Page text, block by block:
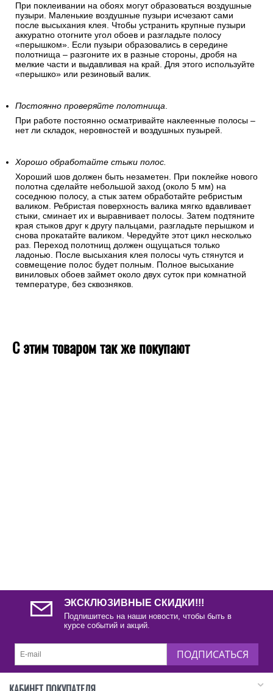
При поклеивании на обоях могут образоваться воздушные
пузыри. Маленькие воздушные пузыри исчезают сами
после высыхания клея. Чтобы устранить крупные пузыри
аккуратно отогните угол обоев и разгладьте полосу
«перышком». Если пузыри образовались в середине
полотнища – разгоните их в разные стороны, дробя на
мелкие части и выдавливая на край. Для этого используйте
«перышко» или резиновый валик.
Постоянно проверяйте полотнища.
При работе постоянно осматривайте наклеенные полосы –
нет ли складок, неровностей и воздушных пузырей.
Хорошо обработайте стыки полос.
Хороший шов должен быть незаметен. При поклейке нового
полотна сделайте небольшой заход (около 5 мм) на
соседнюю полосу, а стык затем обработайте ребристым
валиком. Ребристая поверхность валика мягко вдавливает
стыки, сминает их и выравнивает полосы. Затем подтяните
края стыков друг к другу пальцами, разгладьте перышком и
снова прокатайте валиком. Чередуйте этот цикл несколько
раз. Переход полотнищ должен ощущаться только
ладонью. После высыхания клея полосы чуть стянутся и
совмещение полос будет полным. Полное высыхание
виниловых обоев займет около двух суток при комнатной
температуре, без сквозняков.
С этим товаром так же покупают
ЭКСКЛЮЗИВНЫЕ СКИДКИ!!!
Подпишитесь на наши новости, чтобы быть в
курсе событий и акций.
ПОДПИСАТЬСЯ